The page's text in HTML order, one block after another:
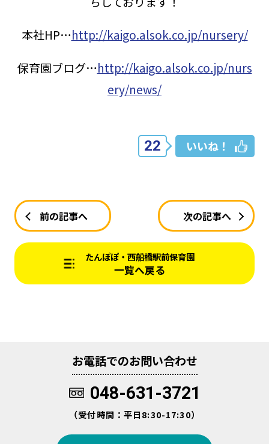
本社HP…http://kaigo.alsok.co.jp/nursery/
保育園ブログ…http://kaigo.alsok.co.jp/nurs
ery/news/
22 いいね！
前の記事へ 次の記事へ
たんぽぽ・西船橋駅前保育園
一覧へ戻る
お電話でのお問い合わせ
048-631-3721
（受付時間：平日8:30-17:30）